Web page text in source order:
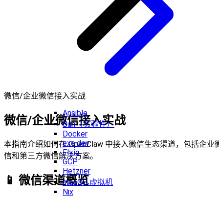
Ansible
Bun（实验性）
Docker
exe.dev
Fly.io
GCP
Hetzner
macOS 虚拟机
Nix
微信/企业微信接入实战
微信/企业微信接入实战
本指南介绍如何在 OpenClaw 中接入微信生态渠道，包括企业
信和第三方微信解决方案。
📱 微信渠道概览